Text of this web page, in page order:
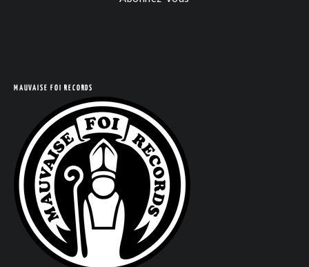
MAUVAISE FOI RECORDS